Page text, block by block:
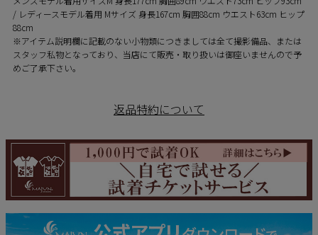
/ レディースモデル着用 Mサイズ 身長167cm 胸囲88cm ウエスト63cm ヒップ
88cm
※アイテム説明欄に記載のない小物類につきましては全て撮影備品、または
スタッフ私物となっており、当店にて販売・取り扱いは御座いませんので予
めご了承下さい。
返品特約について